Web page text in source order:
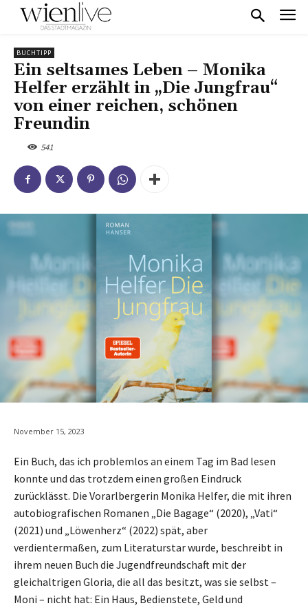
BUCHTIPP
Ein seltsames Leben – Monika
Helfer erzählt in „Die Jungfrau“
von einer reichen, schönen
Freundin
541
November 15, 2023
Ein Buch, das ich problemlos an einem Tag im Bad lesen
konnte und das trotzdem einen großen Eindruck
zurücklässt. Die Vorarlbergerin Monika Helfer, die mit ihren
autobiografischen Romanen „Die Bagage“ (2020), „Vati“
(2021) und „Löwenherz“ (2022) spät, aber
verdientermaßen, zum Literaturstar wurde, beschreibt in
ihrem neuen Buch die Jugendfreundschaft mit der
gleichaltrigen Gloria, die all das besitzt, was sie selbst –
Moni – nicht hat: Ein Haus, Bedienstete, Geld und